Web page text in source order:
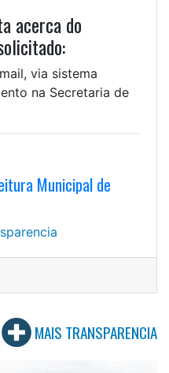
acerca do
via sistema
na Secretaria de
Municipal de
MAIS TRANSPARENCIA